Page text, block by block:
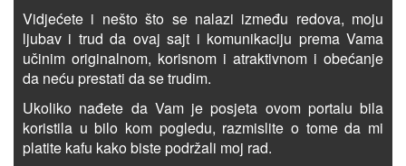
Vidjećete i nešto što se nalazi između redova, moju
ljubav i trud da ovaj sajt i komunikaciju prema Vama
učinim originalnom, korisnom i atraktivnom i obećanje
da neću prestati da se trudim.
Ukoliko nađete da Vam je posjeta ovom portalu bila
koristila u bilo kom pogledu, razmislite o tome da mi
platite kafu kako biste podržali moj rad.